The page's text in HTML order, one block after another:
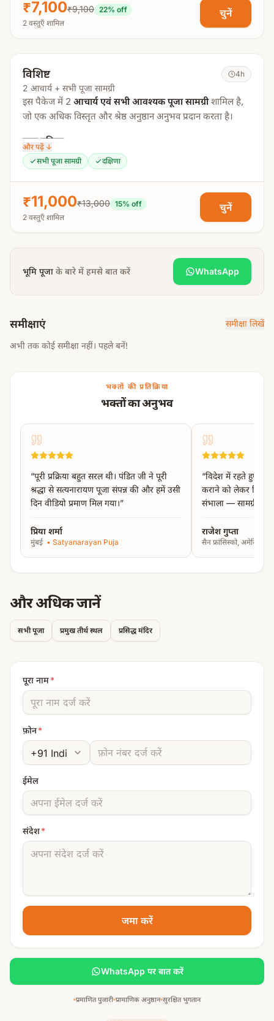
गणपति पूजा
कलश पूजा
आरती एवं पुष्पांजलि
आचार्य जी द्वाराहल्दी, अबीर, गुलाल, आम के पत्ते, तुलसी, कलश,
सुपारी, द्रव्य, वस्त्र, घी आदिसभी आवश्यक सामग्री लाई जाएगी।
यजमान को घर की सामान्य वस्तुएं जैसे
चौकी, थाली, दूध, दही, प्रसाद, फोटो, ईंट एवं निर्माण से संबंधित
नोट:बुकिंग के बाद विस्तृत निर्देश साझा किए जाएंगे।
₹7,100₹9,100 22% off
2 वस्तुएँ शामिल
चुनें
विशिष्ट
2 आचार्य + सभी पूजा सामग्री
4h
इस पैकेज में 2 आचार्य एवं सभी आवश्यक पूजा सामग्रीशामिल है,
जो एक अधिक विस्तृत और श्रेष्ठ अनुष्ठान अनुभव प्रदान करता है।
पूजा प्रक्रिया:
स्वस्ति वाचन
संकल्प
गणपति पूजन
कलश पूजन
आरती एवं पुष्पांजलि
आचार्य जी द्वारा
नाग-नागिन जोड़ा, हल्दी, अबीर, गुलाल, आम के
बर्तन, दीपक, आसन, कटोरी,
चौकी, थाली, दूध, दही, प्रसाद, फोटो, ईंट एवं निर्माण से संबंधित
सामग्रीकी व्यवस्था करनी होगी।
नोट:बुकिंग के बाद विस्तृत निर्देश साझा किए जाएंगे।
और पढ़ें ↓
सभी पूजा सामग्री
दक्षिणा
₹11,000₹13,000 15% off
2 वस्तुएँ शामिल
चुनें
भूमि पूजा के बारे में हमसे बात करें WhatsApp
समीक्षाएं समीक्षा लिखें
अभी तक कोई समीक्षा नहीं। पहले बनें!
भक्तों की प्रतिक्रिया
भक्तों का अनुभव
“पूरी प्रक्रिया बहुत सरल थी। पंडित जी ने पूरी
श्रद्धा से सत्यनारायण पूजा संपन्न की और हमें उसी
दिन वीडियो प्रमाण मिल गया।”
प्रिया शर्मा
मुंबई • Satyanarayan Puja
“विदेश में रहते हुए
कराने को लेकर
संभाला — सामग्री से
राजेश गुप्ता
सैन फ्रांसिस्को, अमेरिका
और अधिक जानें
सभी पूजा प्रमुख तीर्थ स्थल प्रसिद्ध मंदिर
पूरा नाम*
फ़ोन*
ईमेल
संदेश*
जमा करें
WhatsApp पर बात करें
प्रमाणित पुजारी प्रामाणिक अनुष्ठान सुरक्षित भुगतान